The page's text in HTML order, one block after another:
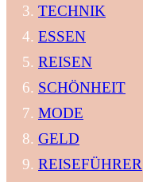
TECHNIK
ESSEN
REISEN
SCHÖNHEIT
MODE
GELD
REISEFÜHRER